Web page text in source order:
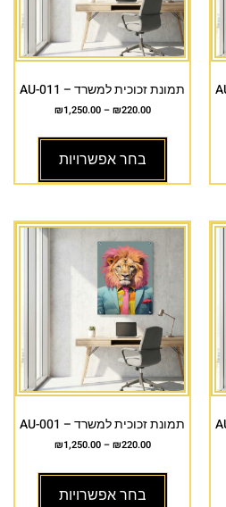
תמונת זכוכית למשרד – AU-011
₪220.00
–
₪1,250.00
בחר אפשרויות
תמונת זכוכית למשרד – AU-001
₪220.00
–
₪1,250.00
בחר אפשרויות